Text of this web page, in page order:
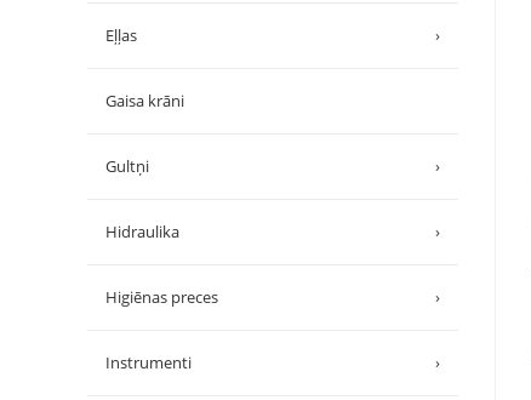
Eļļas ›
Gaisa krāni
Gultņi ›
Hidraulika ›
Higiēnas preces ›
Instrumenti ›